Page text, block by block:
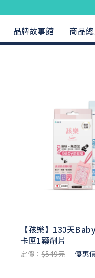
品牌故事館 商品
【孩樂】130天
卡匣1藥劑片
定價：$549元 優惠